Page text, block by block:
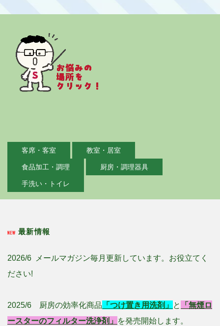
客席・客室 教室・居室
食品加工・調理 厨房・調理器具
手洗い・トイレ
最新情報
2026/6 メールマガジン毎月更新しています。お役立てく
ださい!
2025/6 厨房の効率化商品 「つけ置き用洗剤」 と
「無煙ロ
ースターのフィルター洗浄剤」 を発売開始します。